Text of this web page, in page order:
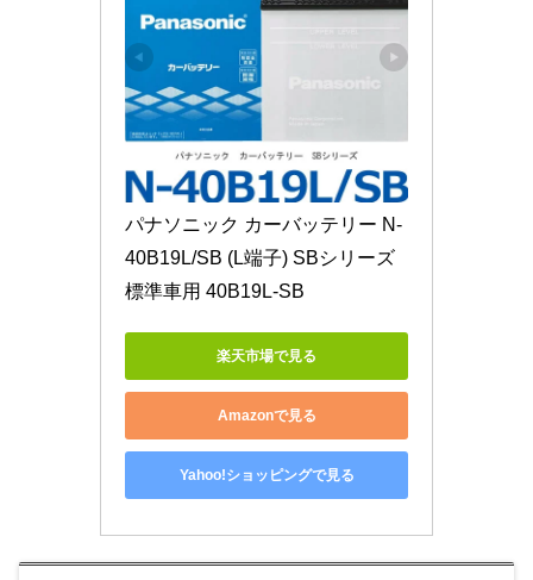
パナソニック カーバッテリー N-
40B19L/SB (L端子) SBシリーズ
標準車用 40B19L-SB
楽天市場で見る
Amazonで見る
Yahoo!ショッピングで見る